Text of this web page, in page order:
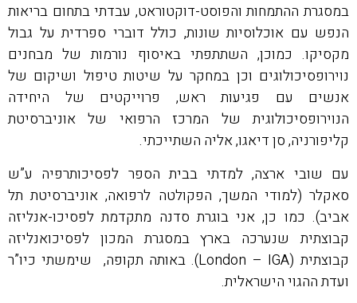
במסגרת ההתמחות והפוסט-דוקטוראט, עבדתי בתחום בריאות
הנפש עם אוכלוסיות שונות, כולל דוברי ספרדית על גבול
מקסיקו. כמוכן, השתתפתי באיסוף נורמות של מבחנים
נוירופסיכולוגים וכן במחקר על שיטות טיפול ושיקום של
אנשים עם פגיעות ראש, פרוייקטים של היחידה
הנוירופסיכולוגית של המרכז הרפואי של אוניברסיטת
קליפורניה, סן דיאגו, אליה השתייכתי.
עם שובי ארצה, למדתי בבית הספר לפסיכותרפיה ע”ש
סאקלר (למודי המשך, הפקולטה לרפואה, אוניברסיטת תל
אביב). כמו כן, אני בוגרת סדנה מתקדמת לפסיכו-אנליזה
קבוצתית שנערכה בארץ במסגרת המכון לפסיכואנליזה
קבוצתית (London – IGA). באותה תקופה, שימשתי כיו”ר
ועדת ההגוי הישראלית.